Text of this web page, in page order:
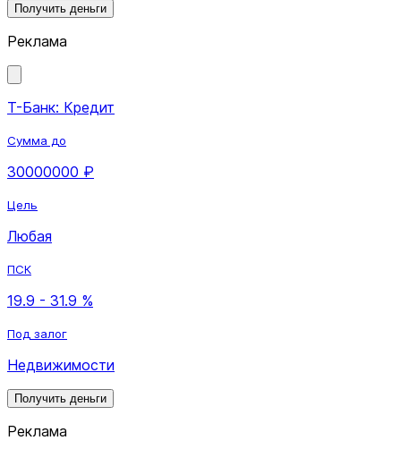
Получить деньги
Реклама
Т-Банк: Кредит
Сумма до
30000000 ₽
Цель
Любая
ПСК
19.9 - 31.9 %
Под залог
Недвижимости
Получить деньги
Реклама